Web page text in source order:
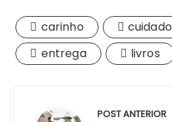
carinho cuidado
entrega
livros
POST ANTERIOR